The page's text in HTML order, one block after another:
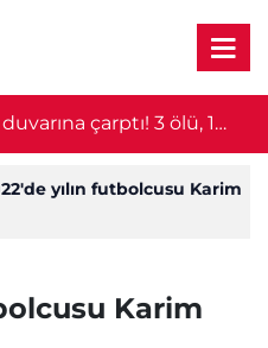
çarptı! 3 ölü, 1
yılın futbolcusu Karim
Karim